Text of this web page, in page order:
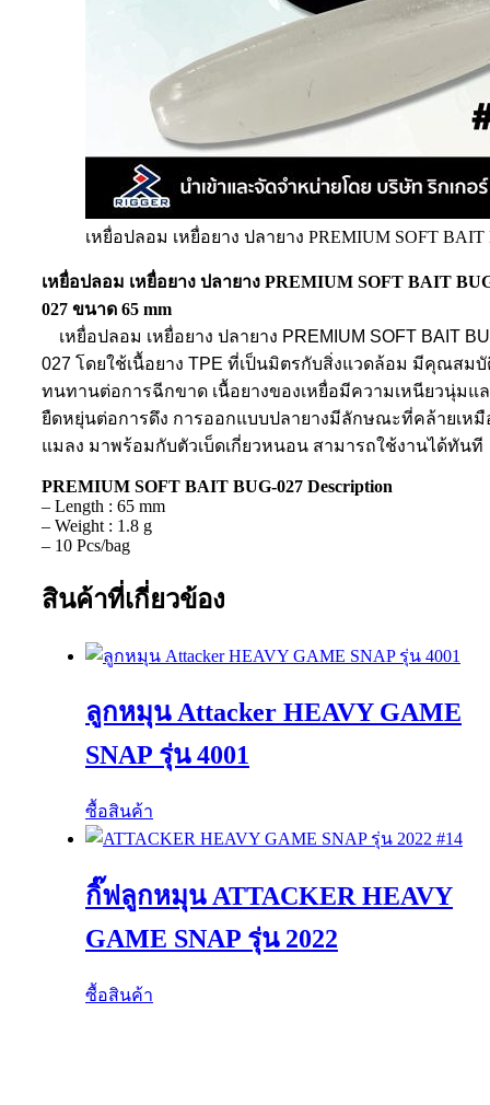
เหยื่อปลอม เหยื่อยาง ปลายาง PREMIUM SOFT BAIT
เหยื่อปลอม เหยื่อยาง ปลายาง PREMIUM SOFT BAIT
027 ขนาด 65 mm
เหยื่อปลอม เหยื่อยาง ปลายาง PREMIUM SOFT BAIT
027 โดยใช้เนื้อยาง TPE ที่เป็นมิตรกับสิ่งแวดล้อม มีคุณสม
ทนทานต่อการฉีกขาด เนื้อยางของเหยื่อมีความเหนียวนุ่มแ
ยืดหยุ่นต่อการดึง การออกแบบปลายางมีลักษณะที่คล้ายเห
แมลง มาพร้อมกับตัวเบ็ดเกี่ยวหนอน สามารถใช้งานได้ทันที
PREMIUM SOFT BAIT BUG-027 Description
– Length : 65 mm
– Weight : 1.8 g
– 10 Pcs/bag
สินค้าที่เกี่ยวข้อง
ลูกหมุน Attacker HEAVY GAME
SNAP รุ่น 4001
ซื้อสินค้า
กิ๊ฟลูกหมุน ATTACKER HEAVY
GAME SNAP รุ่น 2022
ซื้อสินค้า